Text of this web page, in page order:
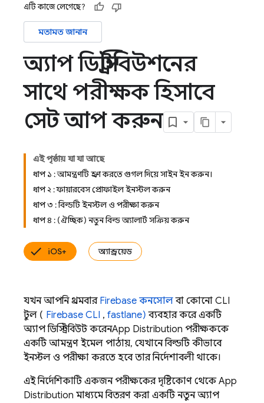
এটি কাজে লেগেছে?
মতামত জানান
অ্যাপ ডিস্ট্রিবিউশনের
সাথে পরীক্ষক হিসাবে
সেট আপ করুন
এই পৃষ্ঠায় যা যা আছে
ধাপ ১ : আমন্ত্রণটি গ্রহণ করতে গুগল দিয়ে সাইন ইন করুন।
ধাপ ২ : ফায়ারবেস প্রোফাইল ইনস্টল করুন
ধাপ ৩ : বিল্ডটি ইনস্টল ও পরীক্ষা করুন
ধাপ ৪ : (ঐচ্ছিক) নতুন বিল্ড অ্যালার্ট সক্রিয় করুন
iOS+ অ্যান্ড্রয়েড
যখন আপনি প্রথমবার Firebase কনসোলবা কোনো CLI
টুল ( Firebase CLI , fastlane) ব্যবহার করে একটি
অ্যাপ ডিস্ট্রিবিউট করেনApp Distribution পরীক্ষককে
একটি আমন্ত্রণ ইমেল পাঠায়, যেখানে বিল্ডটি কীভাবে
ইনস্টল ও পরীক্ষা করতে হবে তার নির্দেশাবলী থাকে।
এই নির্দেশিকাটি একজন পরীক্ষকের দৃষ্টিকোণ থেকেApp
Distribution মাধ্যমে বিতরণ করা একটি নতুন অ্যাপ